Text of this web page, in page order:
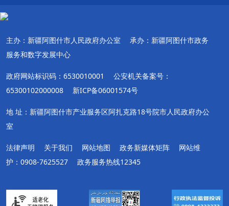
主办：新疆阿图什市人民政府办公室
承办：新疆阿图什市政务
服务和数字发展中心
政府网站标识码：6530010001
公安机关备案号：
65300102000008
新ICP备06001574号
地 址：新疆阿图什市产业服务区阿扎克路18号院市人民政府办公
室
法律声明 关于我们 网站地图 政务新媒体矩阵
网站维
护：0908-7625527
政务服务热线12345